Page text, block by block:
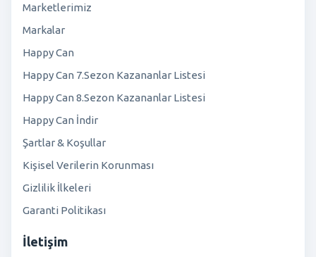
Marketlerimiz
Markalar
Happy Can
Happy Can 7.Sezon Kazananlar Listesi
Happy Can 8.Sezon Kazananlar Listesi
Happy Can İndir
Şartlar & Koşullar
Kişisel Verilerin Korunması
Gizlilik İlkeleri
Garanti Politikası
İletişim